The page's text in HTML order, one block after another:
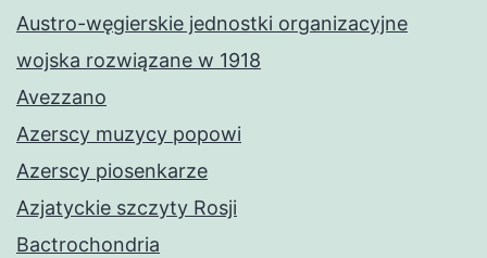
Austro-węgierskie jednostki organizacyjne
wojska rozwiązane w 1918
Avezzano
Azerscy muzycy popowi
Azerscy piosenkarze
Azjatyckie szczyty Rosji
Bactrochondria